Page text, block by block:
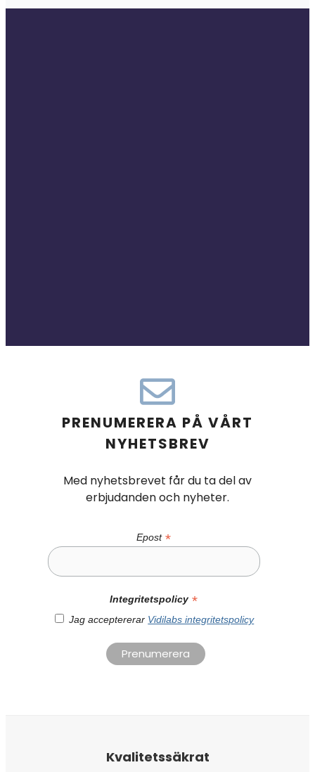
PRENUMERERA PÅ VÅRT
NYHETSBREV
Med nyhetsbrevet får du ta del av
erbjudanden och nyheter.
Epost *
Integritetspolicy *
Jag acceptererar Vidilabs integritetspolicy
Kvalitetssäkrat